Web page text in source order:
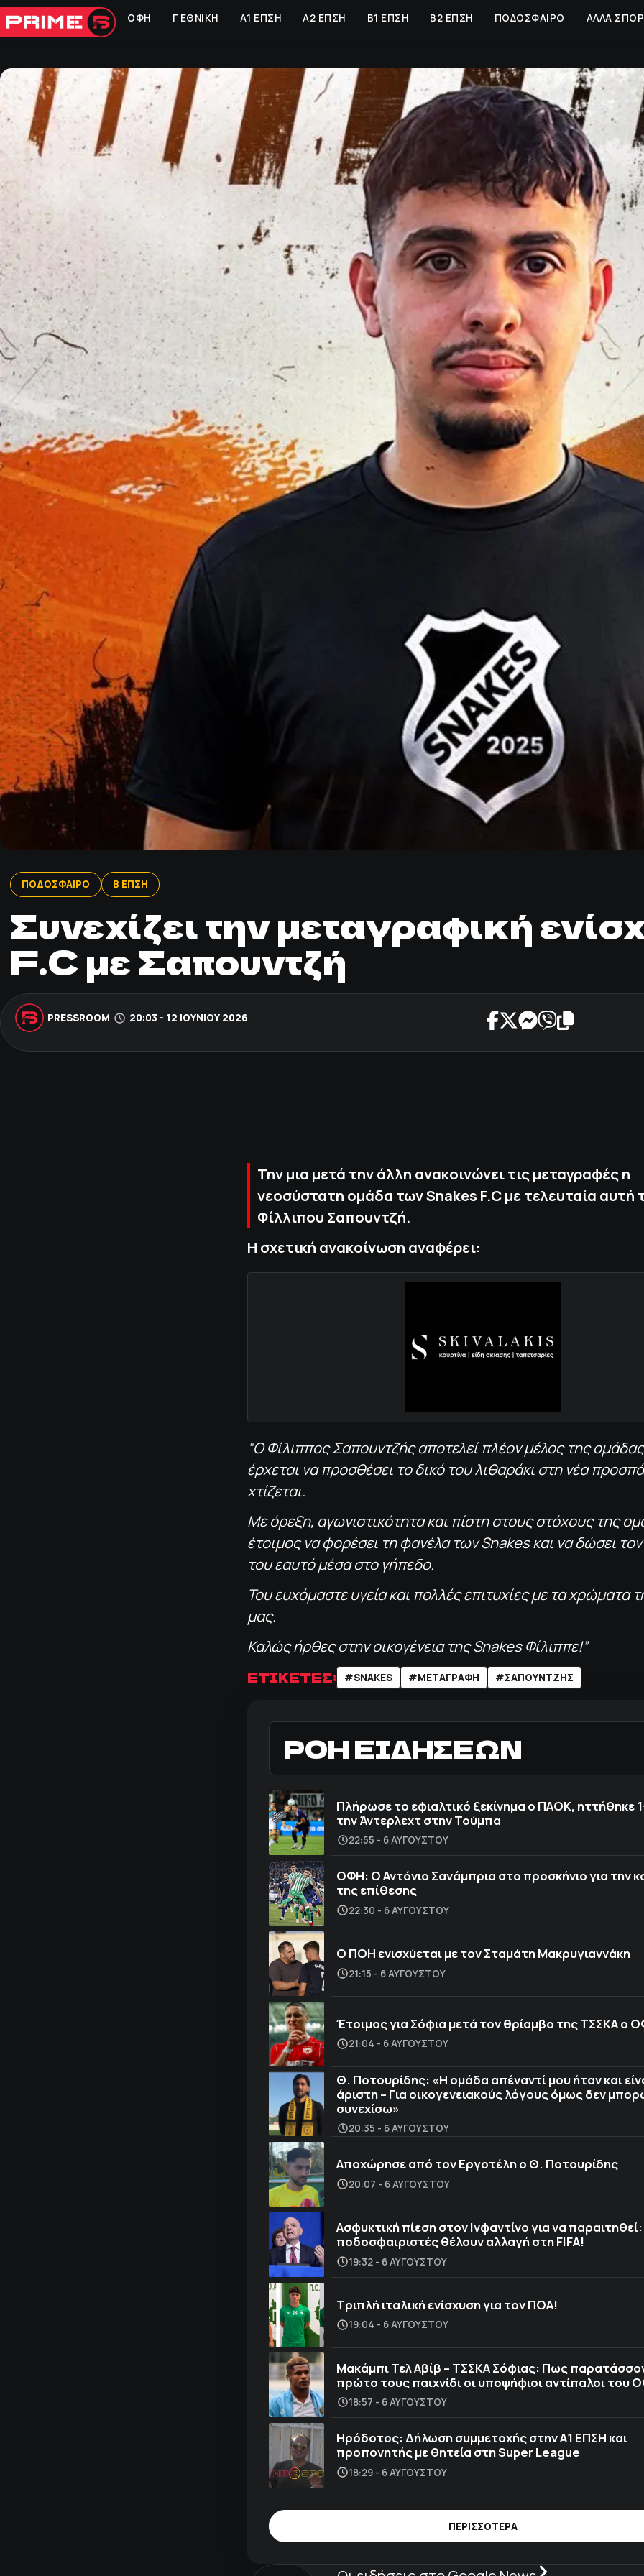
ΟΦΗ Γ ΕΘΝΙΚΗ Α1 ΕΠΣΗ Α2 ΕΠΣΗ Β1 ΕΠΣΗ Β2 ΕΠΣΗ ΠΟΔΟΣΦΑΙΡΟ ΑΛΛΑ ΣΠΟΡ
ΠΟΔΟΣΦΑΙΡΟ Β ΕΠΣΗ
Συνεχίζει την μεταγραφική
F.C με Σαπουντζή
PRESSROOM 20:03 - 12 ΙΟΥΝΊΟΥ 2026
Την μια μετά την άλλη ανακοινώνει τις μεταγραφές η
νεοσύστατη ομάδα των Snakes F.C με τελευταία αυτή
Φίλλιπου Σαπουντζή.
Η σχετική ανακοίνωση αναφέρει:
“Ο Φίλιππος Σαπουντζής αποτελεί πλέον μέλος της
έρχεται να προσθέσει το δικό του λιθαράκι στη νέα
χτίζεται.
Με όρεξη, αγωνιστικότητα και πίστη στους στόχους της
έτοιμος να φορέσει τη φανέλα των Snakes και να δώσει
του εαυτό μέσα στο γήπεδο.
Του ευχόμαστε υγεία και πολλές επιτυχίες με τα χρώματα
μας.
Καλώς ήρθες στην οικογένεια της Snakes Φίλιππε!”
ΕΤΙΚΕΤΕΣ: #SNAKES #ΜΕΤΑΓΡΑΦΗ #ΣΑΠΟΥΝΤΖΗΣ
ΡΟΗ ΕΙΔΗΣΕΩΝ
Πλήρωσε το εφιαλτικό ξεκίνημα ο ΠΑΟΚ, ηττήθηκε
την Άντερλεχτ στην Τούμπα
22:55 - 6 ΑΥΓΟΎΣΤΟΥ
ΟΦΗ: Ο Αντόνιο Σανάμπρια στο προσκήνιο για την
της επίθεσης
22:30 - 6 ΑΥΓΟΎΣΤΟΥ
Ο ΠΟΗ ενισχύεται με τον Σταμάτη Μακρυγιαννάκη
21:15 - 6 ΑΥΓΟΎΣΤΟΥ
Έτοιμος για Σόφια μετά τον θρίαμβο της ΤΣΣΚΑ ο
21:04 - 6 ΑΥΓΟΎΣΤΟΥ
Θ. Ποτουρίδης: «Η ομάδα απέναντί μου ήταν και
άριστη – Για οικογενειακούς λόγους όμως δεν
συνεχίσω»
20:35 - 6 ΑΥΓΟΎΣΤΟΥ
Αποχώρησε από τον Εργοτέλη ο Θ. Ποτουρίδης
20:07 - 6 ΑΥΓΟΎΣΤΟΥ
Ασφυκτική πίεση στον Ινφαντίνο για να
ποδοσφαιριστές θέλουν αλλαγή στη FIFA!
19:32 - 6 ΑΥΓΟΎΣΤΟΥ
Τριπλή ιταλική ενίσχυση για τον ΠΟΑ!
19:04 - 6 ΑΥΓΟΎΣΤΟΥ
Μακάμπι Τελ Αβίβ – ΤΣΣΚΑ Σόφιας: Πως
πρώτο τους παιχνίδι οι υποψήφιοι αντίπαλοι του
18:57 - 6 ΑΥΓΟΎΣΤΟΥ
Ηρόδοτος: Δήλωση συμμετοχής στην Α1 ΕΠΣΗ και
προπονητής με θητεία στη Super League
18:29 - 6 ΑΥΓΟΎΣΤΟΥ
ΠΕΡΙΣΣΟΤΕΡΑ